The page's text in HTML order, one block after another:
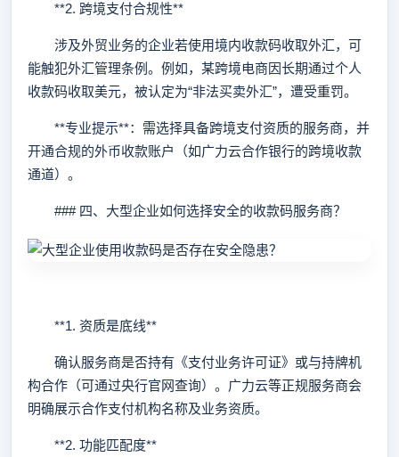
**2. 跨境支付合规性**
涉及外贸业务的企业若使用境内收款码收取外汇，可
能触犯外汇管理条例。例如，某跨境电商因长期通过个人
收款码收取美元，被认定为“非法买卖外汇”，遭受重罚。
**专业提示**：需选择具备跨境支付资质的服务商，并
开通合规的外币收款账户（如广力云合作银行的跨境收款
通道）。
### 四、大型企业如何选择安全的收款码服务商？
**1. 资质是底线**
确认服务商是否持有《支付业务许可证》或与持牌机
构合作（可通过央行官网查询）。广力云等正规服务商会
明确展示合作支付机构名称及业务资质。
**2. 功能匹配度**